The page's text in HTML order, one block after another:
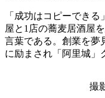
「成功はコピーでき
屋と1店の蕎麦居酒屋
言葉である。創業を夢
に励まされ「阿里城」
撮